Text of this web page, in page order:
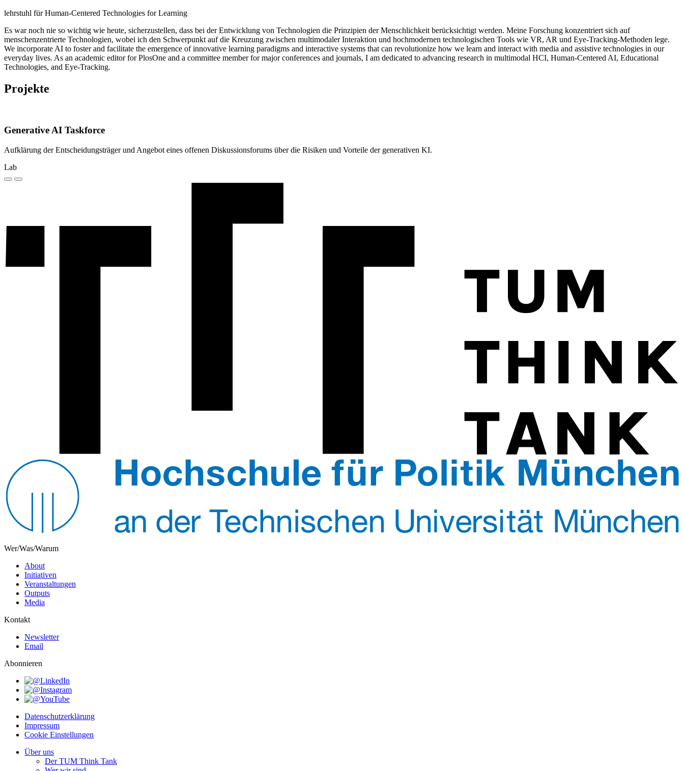
lehrstuhl für Human-Centered Technologies for Learning
Es war noch nie so wichtig wie heute, sicherzustellen, dass bei der Entwicklung von Technologien die Prinzipien der Menschlichkeit berücksichtigt werden. Meine Forschung konzentriert sich auf
menschenzentrierte Technologien, wobei ich den Schwerpunkt auf die Kreuzung zwischen multimodaler Interaktion und hochmodernen technologischen Tools wie VR, AR und Eye-Tracking-Methoden lege.
We incorporate AI to foster and facilitate the emergence of innovative learning paradigms and interactive systems that can revolutionize how we learn and interact with media and assistive technologies in our
everyday lives. As an academic editor for PlosOne and a committee member for major conferences and journals, I am dedicated to advancing research in multimodal HCI, Human-Centered AI, Educational
Technologies, and Eye-Tracking.
Projekte
Generative AI Taskforce
Aufklärung der Entscheidungsträger und Angebot eines offenen Diskussionsforums über die Risiken und Vorteile der generativen KI.
Lab
Wer/Was/Warum
About
Initiativen
Veranstaltungen
Outputs
Media
Kontakt
Newsletter
Email
Abonnieren
Datenschutzerklärung
Impressum
Cookie Einstellungen
Über uns
Der TUM Think Tank